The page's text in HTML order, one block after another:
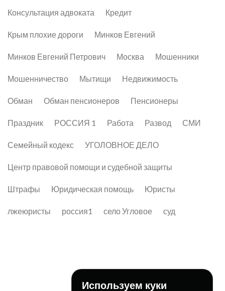
Консультация адвоката Кредит
Крым плохие дороги Минков Евгений
Минков Евгений Петрович Москва Мошенники
Мошенничество Мытищи Недвижимость
Обман Обман пенсионеров Пенсионеры
Праздник РОССИЯ 1 Работа Развод СМИ
Семейный кодекс УГОЛОВНОЕ ДЕЛО
Центр правовой помощи и судебной защиты
Штрафы Юридическая помощь Юристы
лжеюристы россия1 село Угловое суд
Используем куки